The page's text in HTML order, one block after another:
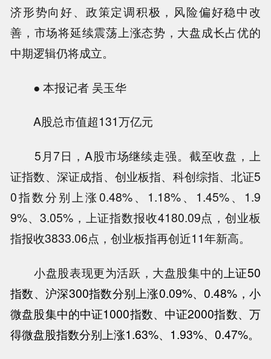
济形势向好、政策定调积极，风险偏好稳中改
善，市场将延续震荡上涨态势，大盘成长占优的
中期逻辑仍将成立。
● 本报记者 吴玉华
A股总市值超131万亿元
5月7日，A股市场继续走强。截至收盘，上
证指数、深证成指、创业板指、科创综指、北证5
0指数分别上涨0.48%、1.18%、1.45%、1.9
9%、3.05%，上证指数报收4180.09点，创业板
指报收3833.06点，创业板指再创近11年新高。
小盘股表现更为活跃，大盘股集中的上证50
指数、沪深300指数分别上涨0.09%、0.48%，小
微盘股集中的中证1000指数、中证2000指数、万
得微盘股指数分别上涨1.63%、1.93%、0.47%。